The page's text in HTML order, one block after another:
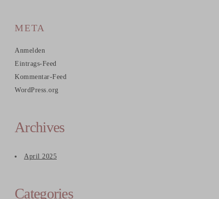
META
Anmelden
Eintrags-Feed
Kommentar-Feed
WordPress.org
Archives
April 2025
Categories